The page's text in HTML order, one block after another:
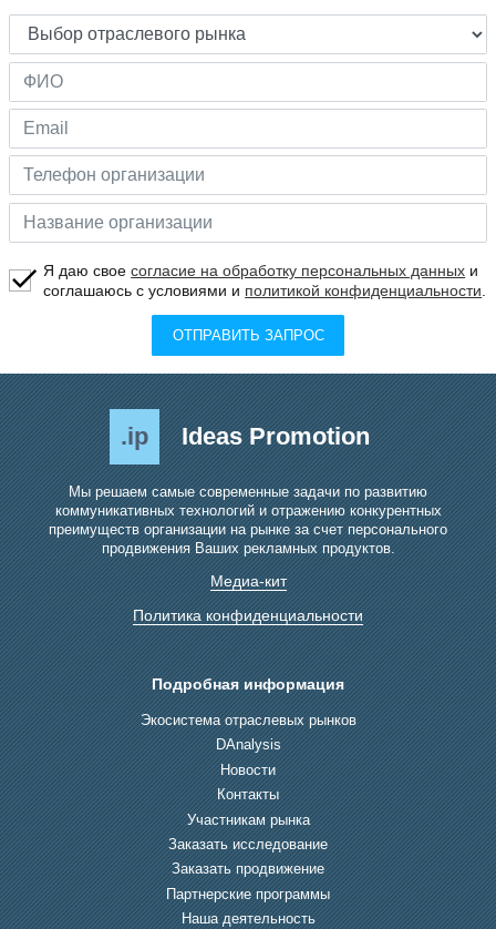
Я даю своесогласие на обработку персональных данных и
соглашаюсь с условиями и политикой конфиденциальности
ОТПРАВИТЬ ЗАПРОС
.ip Ideas Promotion
Мы решаем самые современные задачи по развитию
коммуникативных технологий и отражению конкурентных
преимуществ организации на рынке за счет персонального
продвижения Ваших рекламных продуктов.
Медиа-кит
Политика конфиденциальности
Подробная информация
Экосистема отраслевых рынков
DAnalysis
Новости
Контакты
Участникам рынка
Заказать исследование
Заказать продвижение
Партнерские программы
Наша деятельность